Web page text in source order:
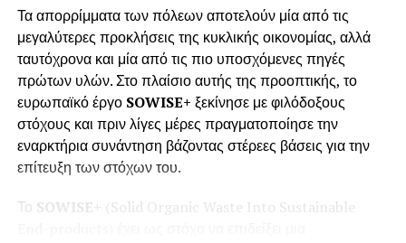
ιστορικούς τόπους όπως η Ιερά Μονή Τιμίου Προδρόμου
Σερρών, το αρχαιολογικό μουσείο Πέλλας και το
πρόσφατα αποκατεστημένο Ανάκτορο της Πέλλας,
ακολουθώντας τα βήματα του Μεγάλου Αλεξάνδρου και
του Φίλιππου Β’. Ακόμη, οι δύο καλεσμένοι απόλαυσαν τη
φύση του όρους Βόρας, επισκέφτηκαν τα Λουτρά Πόζαρ
και ολοκλήρωσαν το ταξίδι τους με δείπνο και νυχτερινό
περίπατο στην παραλία της Θεσσαλονίκης.
«Για την Περιφέρεια Κεντρικής Μακεδονίας η
Τα απορρίμματα των πόλεων αποτελούν μία από τις
μεγαλύτερες προκλήσεις της κυκλικής οικονομίας, αλλά
ταυτόχρονα και μία από τις πιο υποσχόμενες πηγές
πρώτων υλών. Στο πλαίσιο αυτής της προοπτικής, το
ευρωπαϊκό έργο SOWISE+ ξεκίνησε με φιλόδοξους
στόχους και πριν λίγες μέρες πραγματοποίησε την
εναρκτήρια συνάντηση βάζοντας στέρεες βάσεις για την
επίτευξη των στόχων του.
Το SOWISE + (Solid Organic Waste Into Sustainable